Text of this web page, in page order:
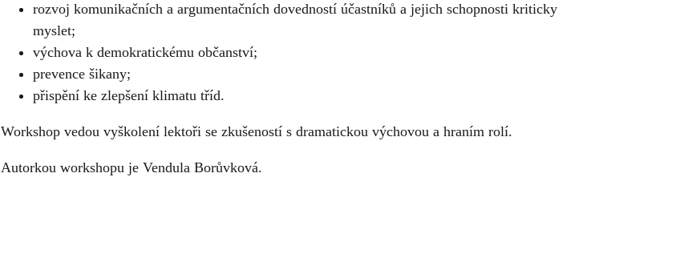
rozvoj komunikačních a argumentačních dovedností účastníků a jejich schopnosti kriticky
myslet;
výchova k demokratickému občanství;
prevence šikany;
přispění ke zlepšení klimatu tříd.
Workshop vedou vyškolení lektoři se zkušeností s dramatickou výchovou a hraním rolí.
Autorkou workshopu je Vendula Borůvková.